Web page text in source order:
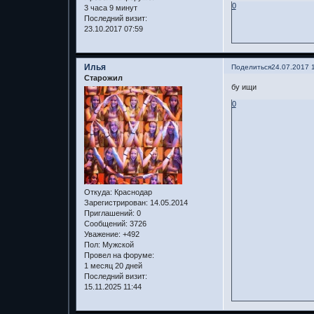
3 часа 9 минут
Последний визит:
23.10.2017 07:59
0
Поделиться24.07.2017
Илья
Старожил
Откуда: Краснодар
Зарегистрирован: 14.05.2014
Приглашений: 0
Сообщений: 3726
Уважение: +492
Пол: Мужской
Провел на форуме:
1 месяц 20 дней
Последний визит:
15.11.2025 11:44
бу ищи
0